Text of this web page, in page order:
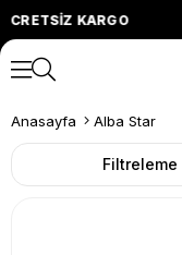
KARGO
Anasayfa Alba Star
Filtreleme